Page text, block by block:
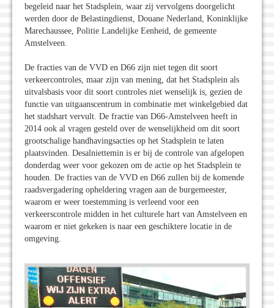
begeleid naar het Stadsplein, waar zij vervolgens doorgelicht
werden door de Belastingdienst, Douane Nederland, Koninklijke
Marechaussee, Politie Landelijke Eenheid, de gemeente
Amstelveen.
De fracties van de VVD en D66 zijn niet tegen dit soort
verkeercontroles, maar zijn van mening, dat het Stadsplein als
uitvalsbasis voor dit soort controles niet wenselijk is, gezien de
functie van uitgaanscentrum in combinatie met winkelgebied dat
het stadshart vervult. De fractie van D66-Amstelveen heeft in
2014 ook al vragen gesteld over de wenselijkheid om dit soort
grootschalige handhavingsacties op het Stadsplein te laten
plaatsvinden. Desalniettemin is er bij de controle van afgelopen
donderdag weer voor gekozen om de actie op het Stadsplein te
houden. De fracties van de VVD en D66 zullen bij de komende
raadsvergadering opheldering vragen aan de burgemeester,
waarom er weer toestemming is verleend voor een
verkeerscontrole midden in het culturele hart van Amstelveen en
waarom er niet gekeken is naar een geschiktere locatie in de
omgeving.